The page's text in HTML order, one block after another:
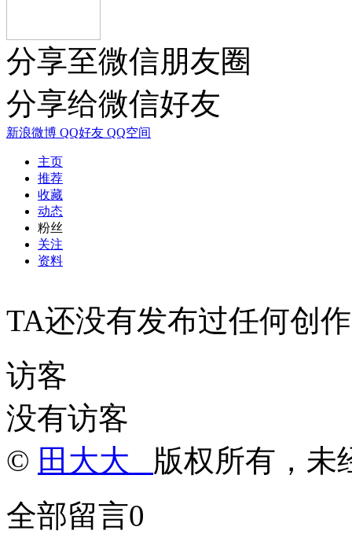
分享至微信朋友圈
分享给微信好友
新浪微博 QQ好友 QQ空间
主页
推荐
收藏
动态
粉丝
关注
资料
TA还没有发布过任何创作
访客
没有访客
© 田大大 版权所有，未
全部留言0